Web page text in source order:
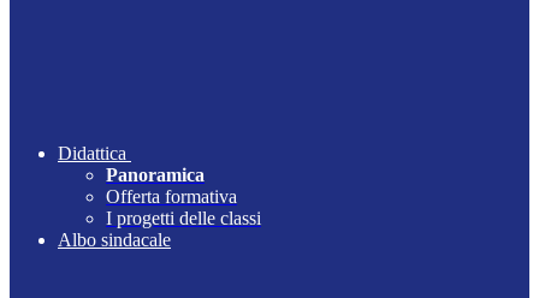
Didattica
Panoramica
Offerta formativa
I progetti delle classi
Albo sindacale